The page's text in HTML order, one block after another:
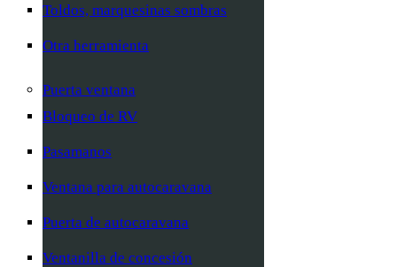
Toldos, marquesinas sombras
Otra herramienta
Puerta ventana
Bloqueo de RV
Pasamanos
Ventana para autocaravana
Puerta de autocaravana
Ventanilla de concesión